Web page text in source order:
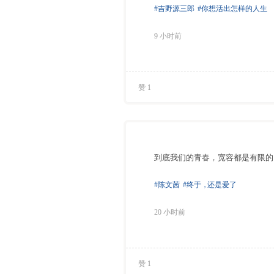
#吉野源三郎 #你想活出怎样的人生
9 小时前
赞 1
到底我们的青春，宽容都是有限
#陈文茜 #终于 ，还是爱了
20 小时前
赞 1